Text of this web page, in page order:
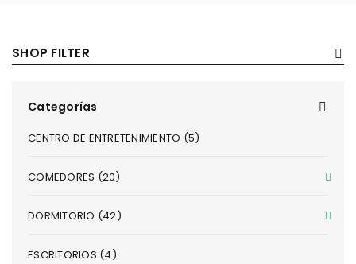
SHOP FILTER
Categorías
CENTRO DE ENTRETENIMIENTO (5)
COMEDORES (20)
DORMITORIO (42)
ESCRITORIOS (4)